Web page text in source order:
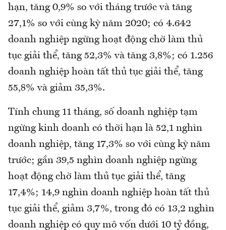
hạn, tăng 0,9% so với tháng trước và tăng
27,1% so với cùng kỳ năm 2020; có 4.642
doanh nghiệp ngừng hoạt động chờ làm thủ
tục giải thể, tăng 52,3% và tăng 3,8%; có 1.256
doanh nghiệp hoàn tất thủ tục giải thể, tăng
55,8% và giảm 35,3%.
Tính chung 11 tháng, số doanh nghiệp tạm
ngừng kinh doanh có thời hạn là 52,1 nghìn
doanh nghiệp, tăng 17,3% so với cùng kỳ năm
trước; gần 39,5 nghìn doanh nghiệp ngừng
hoạt động chờ làm thủ tục giải thể, tăng
17,4%; 14,9 nghìn doanh nghiệp hoàn tất thủ
tục giải thể, giảm 3,7%, trong đó có 13,2 nghìn
doanh nghiệp có quy mô vốn dưới 10 tỷ đồng,